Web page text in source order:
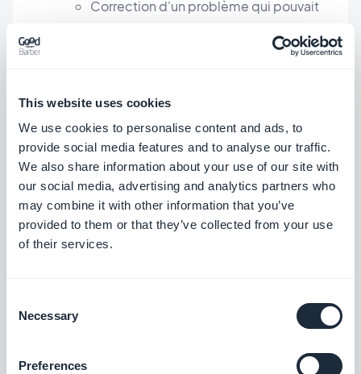
This website uses cookies
We use cookies to personalise content and ads, to
provide social media features and to analyse our traffic.
We also share information about your use of our site with
our social media, advertising and analytics partners who
may combine it with other information that you’ve
provided to them or that they’ve collected from your use
of their services.
Selection
Necessary
Preferences
Correction d'un problème qui pouvait
empêcher le chargement du contenu
Autres corrections et améliorations
Correction d'un problème pouvant
entraîner un plantage de l'application
sur les appareils fonctionnant sous
iOS18. iOS
les appareils fonctionnant sous iOS18.
Correction d'un problème qui entraînait